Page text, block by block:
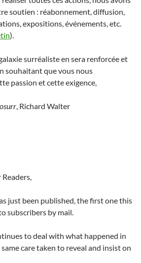
soutien : réabonnement, diffusion,
expositions, événements, etc.
).
surréaliste en sera renforcée et
souhaitant que vous nous
passion et cette exigence,
, Richard Walter
Readers,
just been published, the first one this
subscribers by mail.
to deal with what happened in
care taken to reveal and insist on